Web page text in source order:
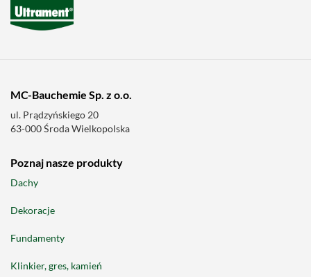
MC-Bauchemie Sp. z o.o.
ul. Prądzyńskiego 20
63-000 Środa Wielkopolska
Poznaj nasze produkty
Dachy
Dekoracje
Fundamenty
Klinkier, gres, kamień